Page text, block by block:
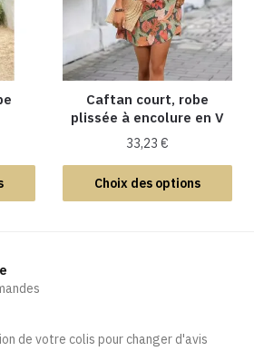
peuvent
être
choisies
sur
la
page
du
produit
Caftan court, robe
plissée à encolure en V
33,23€
Choix des options
Ce
produit
peuvent
de votre colis pour changer d'avis